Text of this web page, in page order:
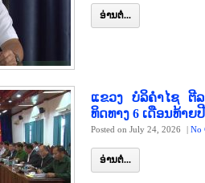
ອ່ານຕໍ່...
ແຂວງ ບໍລິຄໍາໄຊ ຕີ
ທິດທາງ 6 ເດືອນທ້າຍປີ
Posted on July 24, 2026 | No
ອ່ານຕໍ່...